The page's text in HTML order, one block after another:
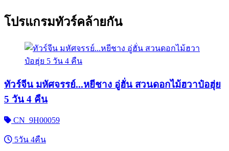
โปรแกรมทัวร์คล้ายกัน
ทัวร์จีน มหัศจรรย์...หยีชาง อู่ฮั่น สวนดอกไม้ฮวาป๋อฮุ่ย
5 วัน 4 คืน
CN_9H00059
5วัน 4คืน